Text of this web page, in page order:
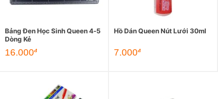
Bảng Đen Học Sinh Queen 4-5
Dòng Kẻ
16.000đ
Hồ Dán Queen Nút Lưới 30ml
7.000đ